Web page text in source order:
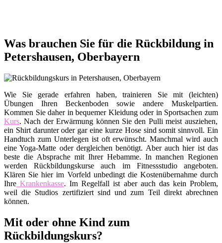
Was brauchen Sie für die Rückbildung in
Petershausen, Oberbayern
Wie Sie gerade erfahren haben, trainieren Sie mit (leichten)
Übungen Ihren Beckenboden sowie andere Muskelpartien.
Kommen Sie daher in bequemer Kleidung oder in Sportsachen zum
Kurs. Nach der Erwärmung können Sie den Pulli meist ausziehen,
ein Shirt darunter oder gar eine kurze Hose sind somit sinnvoll. Ein
Handtuch zum Unterlegen ist oft erwünscht. Manchmal wird auch
eine Yoga-Matte oder dergleichen benötigt. Aber auch hier ist das
beste die Absprache mit Ihrer Hebamme. In manchen Regionen
werden Rückbildungskurse auch im Fitnessstudio angeboten.
Klären Sie hier im Vorfeld unbedingt die Kostenübernahme durch
Ihre Krankenkasse. Im Regelfall ist aber auch das kein Problem,
weil die Studios zertifiziert sind und zum Teil direkt abrechnen
können.
Mit oder ohne Kind zum
Rückbildungskurs?